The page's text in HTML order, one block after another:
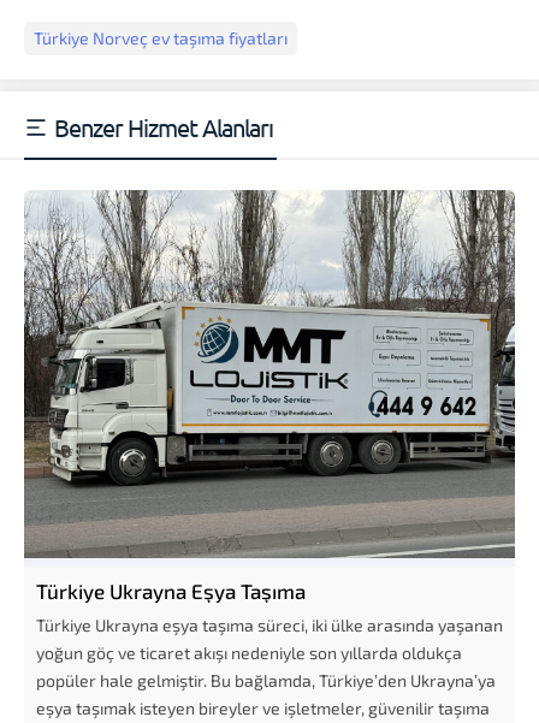
Türkiye Norveç ev taşıma fiyatları
Benzer Hizmet Alanları
Türkiye Ukrayna Eşya Taşıma
Türkiye Ukrayna eşya taşıma süreci, iki ülke arasında yaşanan
yoğun göç ve ticaret akışı nedeniyle son yıllarda oldukça
popüler hale gelmiştir. Bu bağlamda, Türkiye’den Ukrayna’ya
eşya taşımak isteyen bireyler ve işletmeler, güvenilir taşıma